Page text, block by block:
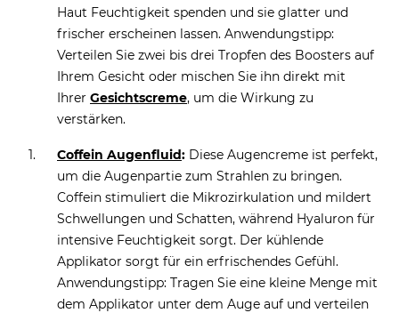
Haut Feuchtigkeit spenden und sie glatter und
frischer erscheinen lassen. Anwendungstipp:
Verteilen Sie zwei bis drei Tropfen des Boosters auf
Ihrem Gesicht oder mischen Sie ihn direkt mit
Ihrer Gesichtscreme, um die Wirkung zu
verstärken.
Coffein Augenfluid: Diese Augencreme ist perfekt,
um die Augenpartie zum Strahlen zu bringen.
Coffein stimuliert die Mikrozirkulation und mildert
Schwellungen und Schatten, während Hyaluron für
intensive Feuchtigkeit sorgt. Der kühlende
Applikator sorgt für ein erfrischendes Gefühl.
Anwendungstipp: Tragen Sie eine kleine Menge mit
dem Applikator unter dem Auge auf und verteilen